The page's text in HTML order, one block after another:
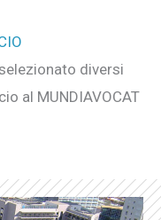
diversi
al MUNDIAVOCAT